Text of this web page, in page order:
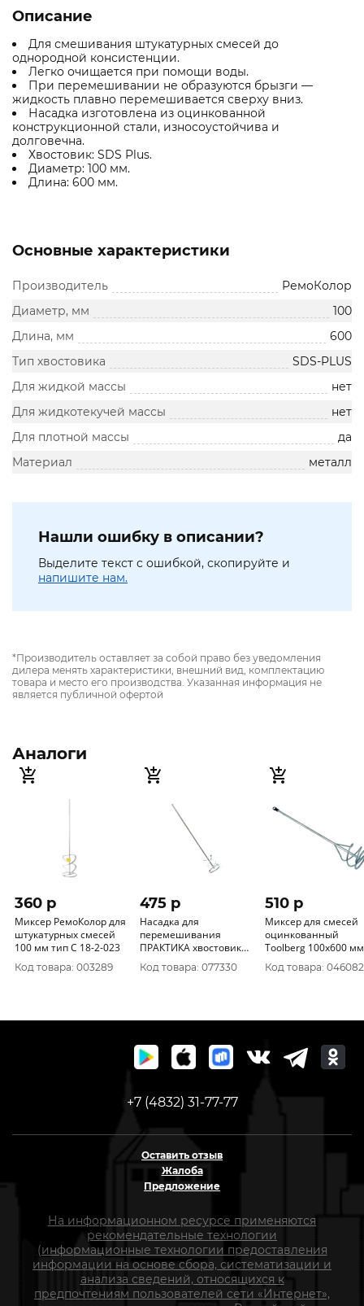
Описание
Для смешивания штукатурных смесей до
однородной консистенции.
Легко очищается при помощи воды.
При перемешивании не образуются брызги —
жидкость плавно перемешивается сверху вниз.
Насадка изготовлена из оцинкованной
конструкционной стали, износоустойчива и
долговечна.
Хвостовик: SDS Plus.
Диаметр: 100 мм.
Длина: 600 мм.
Основные характеристики
Производитель
РемоКолор
Диаметр, мм
100
Длина, мм
600
Тип хвостовика
SDS-PLUS
Для жидкой массы
нет
Для жидкотекучей массы
нет
Для плотной массы
да
Материал
металл
Нашли ошибку в описании?
Выделите текст с ошибкой, скопируйте и
напишите нам.
*Производитель оставляет за собой право без уведомления
дилера менять характеристики, внешний вид, комплектацию
товара и место его производства. Указанная информация не
является публичной офертой
Аналоги
360 p
Миксер РемоКолор для
штукатурных смесей
100 мм тип С 18-2-023
Код товара: 003289
475 p
Насадка для
перемешивания
ПРАКТИКА хвостовик
SDS-plus, 100 х 600,
гипс, клей д/плитки
Код товара: 077330
510 p
Миксер для смесей
оцинкованный
Toolberg 100х600 мм
20 Китай 0803001
Код товара: 046082
+7 (4832) 31-77-77
Оставить отзыв
Жалоба
Предложение
На информационном ресурсе применяются
рекомендательные технологии
(информационные технологии предоставления
информации на основе сбора, систематизации и
анализа сведений, относящихся к
предпочтениям пользователей сети «Интернет»,